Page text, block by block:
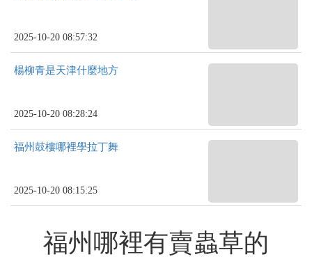
2025-10-20 08:57:32
楊柳青是天津什麼地方
2025-10-20 08:28:24
福州鼓樓哪裡學拉丁舞
2025-10-20 08:15:25
福州哪裡有賣蟲草的